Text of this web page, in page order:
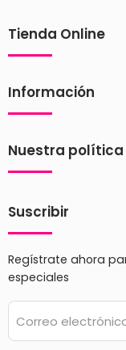
Tienda Online
Información
Nuestra política
Suscribir
Regístrate ahora
especiales
Correo